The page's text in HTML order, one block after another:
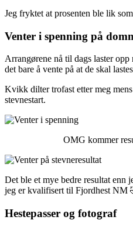
Jeg fryktet at prosenten ble lik
Venter i spenning på
Arrangørene nå til dags laster opp
det bare å vente på at de skal
Kvikk dilter trofast etter meg
stevnestart.
OMG kommer
Det ble et mye bedre resultat enn
jeg er kvalifisert til Fjordhest NM
Hestepasser og fotograf